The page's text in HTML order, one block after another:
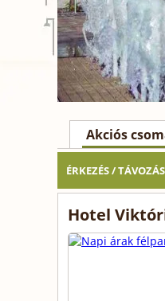
Akciós
ÉRKEZÉS /
Hotel